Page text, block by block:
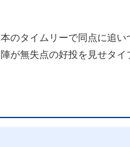
のタイムリーで同点に追い
が無失点の好投を見せタ